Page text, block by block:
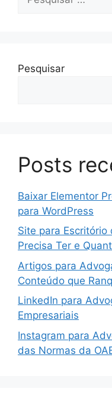
por:
Pesquisar
Posts
Baixar Elementor
para WordPress
Site para Escritório
Precisa Ter e
Artigos para
Conteúdo que
LinkedIn para
Empresariais
Instagram para
das Normas da